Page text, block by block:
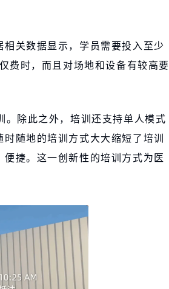
关数据显示，学员需要投入至少
费时，而且对场地和设备有较高要
除此之外，培训还支持单人模式
随地的培训方式大大缩短了培训
捷。这一创新性的培训方式为医